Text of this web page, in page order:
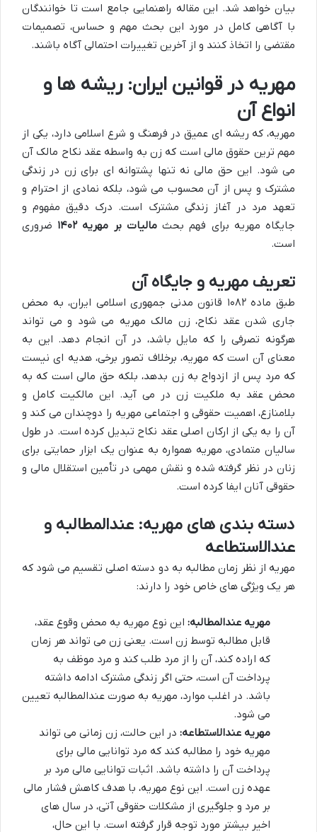
بیان خواهد شد. این مقاله راهنمایی جامع است تا خوانندگان
با آگاهی کامل در مورد این بحث مهم و حساس، تصمیمات
مقتضی را اتخاذ کنند و از آخرین تغییرات احتمالی آگاه باشند.
مهریه در قوانین ایران: ریشه ها و
انواع آن
مهریه، که ریشه ای عمیق در فرهنگ و شرع اسلامی دارد، یکی از
مهم ترین حقوق مالی است که زن به واسطه عقد نکاح مالک آن
می شود. این حق مالی نه تنها پشتوانه ای برای زن در زندگی
مشترک و پس از آن محسوب می شود، بلکه نمادی از احترام و
تعهد مرد در آغاز زندگی مشترک است. درک دقیق مفهوم و
جایگاه مهریه برای فهم بحثمالیات بر مهریه ۱۴۰۲
ضروری
است.
تعریف مهریه و جایگاه آن
طبق ماده ۱۰۸۲ قانون مدنی جمهوری اسلامی ایران، به محض
جاری شدن عقد نکاح، زن مالک مهریه می شود و می تواند
هرگونه تصرفی را که مایل باشد، در آن انجام دهد. این به
معنای آن است که مهریه، برخلاف تصور برخی، هدیه ای نیست
که مرد پس از ازدواج به زن بدهد، بلکه حق مالی است که به
محض عقد به ملکیت زن در می آید. این مالکیت کامل و
بلامنازع، اهمیت حقوقی و اجتماعی مهریه را دوچندان می کند و
آن را به یکی از ارکان اصلی عقد نکاح تبدیل کرده است. در طول
سالیان متمادی، مهریه همواره به عنوان یک ابزار حمایتی برای
زنان در نظر گرفته شده و نقش مهمی در تأمین استقلال مالی و
حقوقی آنان ایفا کرده است.
دسته بندی های مهریه: عندالمطالبه و
عندالاستطاعه
مهریه از نظر زمان مطالبه به دو دسته اصلی تقسیم می شود که
هر یک ویژگی های خاص خود را دارند:
مهریه عندالمطالبه: این نوع مهریه به محض وقوع عقد،
قابل مطالبه توسط زن است. یعنی زن می تواند هر زمان
که اراده کند، آن را از مرد طلب کند و مرد موظف به
پرداخت آن است، حتی اگر زندگی مشترک ادامه داشته
باشد. در اغلب موارد، مهریه به صورت عندالمطالبه تعیین
می شود.
مهریه عندالاستطاعه: در این حالت، زن زمانی می تواند
مهریه خود را مطالبه کند که مرد توانایی مالی برای
پرداخت آن را داشته باشد. اثبات توانایی مالی مرد بر
عهده زن است. این نوع مهریه، با هدف کاهش فشار مالی
بر مرد و جلوگیری از مشکلات حقوقی آتی، در سال های
اخیر بیشتر مورد توجه قرار گرفته است. با این حال،